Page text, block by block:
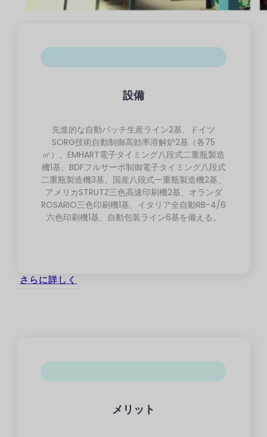
設備
先進的な自動バッチ生産ライン2基、ドイツ
SORG技術自動制御高効率溶解炉2基（各75
㎡）、EMHART電子タイミング八段式二重瓶製造
機1基、BDFフルサーボ制御電子タイミング八段式
二重瓶製造機3基、国産八段式一重瓶製造機2基、
アメリカSTRUTZ三色高速印刷機2基、オランダ
ROSARIO三色印刷機1基、イタリア全自動RB-4/6
六色印刷機1基、自動包装ライン6基を備える。
さらに詳しく
メリット